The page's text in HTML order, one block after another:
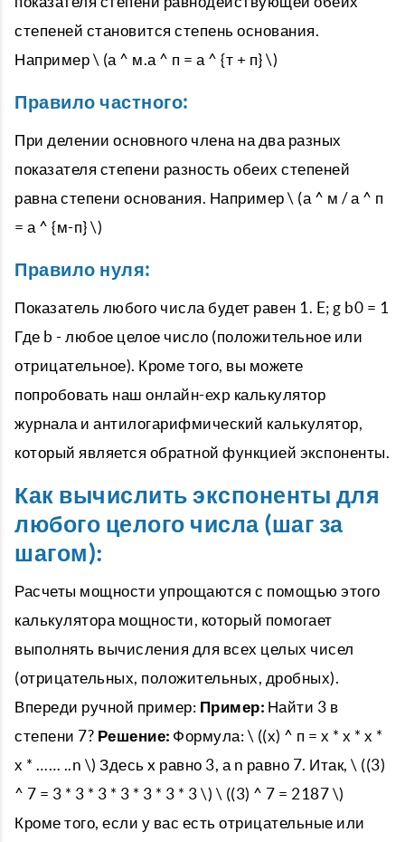
степеней становится степень основания.
Например \ (а ^ м.а ^ п = а ^ {т + п} \)
Правило частного:
При делении основного члена на два разных
показателя степени разность обеих степеней
равна степени основания. Например \ (а ^ м / а ^ п
= а ^ {м-п} \)
Правило нуля:
Показатель любого числа будет равен 1. E; g b0 = 1
Где b - любое целое число (положительное или
отрицательное). Кроме того, вы можете
попробовать наш онлайн-exp калькулятор
журнала и антилогарифмический калькулятор,
который является обратной функцией экспоненты.
Как вычислить экспоненты для
любого целого числа (шаг за
шагом):
Расчеты мощности упрощаются с помощью этого
калькулятора мощности, который помогает
выполнять вычисления для всех целых чисел
(отрицательных, положительных, дробных).
Впереди ручной пример: Пример: Найти 3 в
степени 7? Решение: Формула: \ ((х) ^ п = х * х * х *
х * …… ..n \) Здесь x равно 3, а n равно 7. Итак, \ ((3)
^ 7 = 3 * 3 * 3 * 3 * 3 * 3 * 3 \) \ ((3) ^ 7 = 2187 \)
Кроме того, если у вас есть отрицательные или